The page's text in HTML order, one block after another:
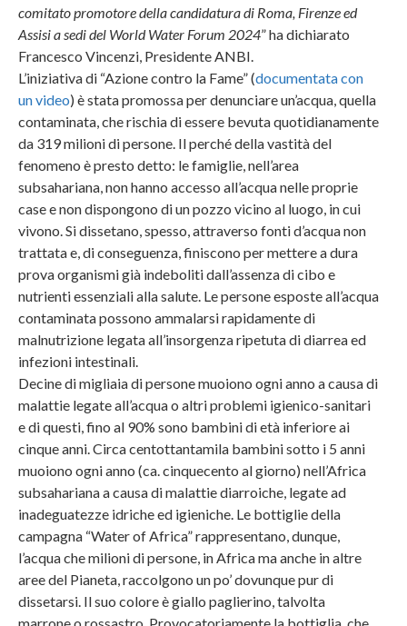
comitato promotore della candidatura di Roma, Firenze ed
Assisi a sedi del World Water Forum 2024” ha dichiarato
Francesco Vincenzi, Presidente ANBI.
L’iniziativa di “Azione contro la Fame” (documentata con
un video) è stata promossa per denunciare un’acqua, quella
contaminata, che rischia di essere bevuta quotidianamente
da 319 milioni di persone. Il perché della vastità del
fenomeno è presto detto: le famiglie, nell’area
subsahariana, non hanno accesso all’acqua nelle proprie
case e non dispongono di un pozzo vicino al luogo, in cui
vivono. Si dissetano, spesso, attraverso fonti d’acqua non
trattata e, di conseguenza, finiscono per mettere a dura
prova organismi già indeboliti dall’assenza di cibo e
nutrienti essenziali alla salute. Le persone esposte all’acqua
contaminata possono ammalarsi rapidamente di
malnutrizione legata all’insorgenza ripetuta di diarrea ed
infezioni intestinali.
Decine di migliaia di persone muoiono ogni anno a causa di
malattie legate all’acqua o altri problemi igienico-sanitari
e di questi, fino al 90% sono bambini di età inferiore ai
cinque anni. Circa centottantamila bambini sotto i 5 anni
muoiono ogni anno (ca. cinquecento al giorno) nell’Africa
subsahariana a causa di malattie diarroiche, legate ad
inadeguatezze idriche ed igieniche. Le bottiglie della
campagna “Water of Africa” rappresentano, dunque,
l’acqua che milioni di persone, in Africa ma anche in altre
aree del Pianeta, raccolgono un po’ dovunque pur di
dissetarsi. Il suo colore è giallo paglierino, talvolta